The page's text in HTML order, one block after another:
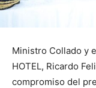
Ministro Collado y
HOTEL, Ricardo
compromiso del